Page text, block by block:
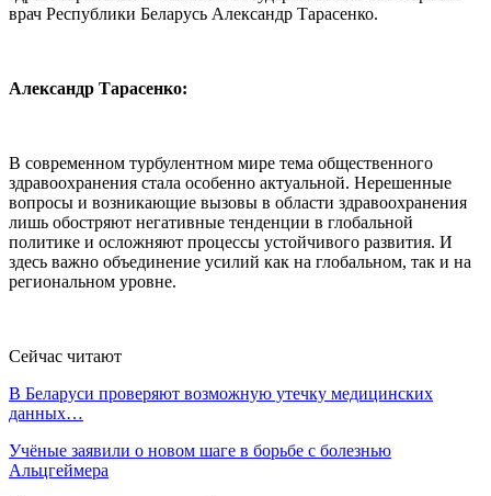
врач Республики Беларусь Александр Тарасенко.
Александр Тарасенко:
В современном турбулентном мире тема общественного
здравоохранения стала особенно актуальной. Нерешенные
вопросы и возникающие вызовы в области здравоохранения
лишь обостряют негативные тенденции в глобальной
политике и осложняют процессы устойчивого развития. И
здесь важно объединение усилий как на глобальном, так и на
региональном уровне.
Сейчас читают
В Беларуси проверяют возможную утечку медицинских
данных…
Учёные заявили о новом шаге в борьбе с болезнью
Альцгеймера